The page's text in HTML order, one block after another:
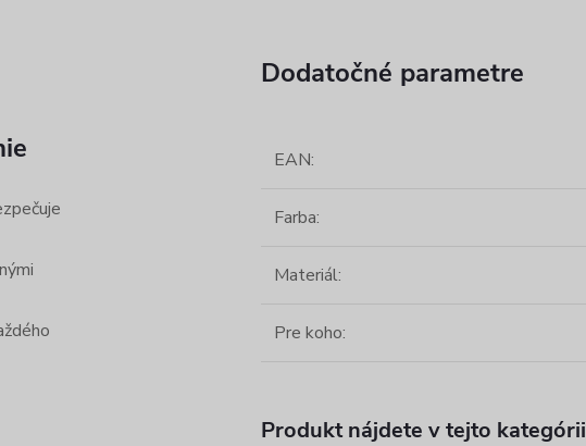
Dodatočné parametre
EAN:
Farba:
Materiál:
Pre koho:
Produkt nájdete v tejto kategórii